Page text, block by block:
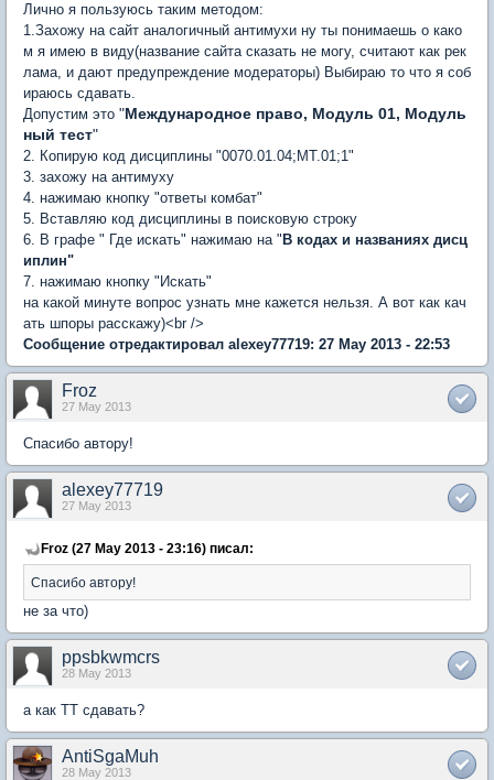
Лично я пользуюсь таким методом:
1.Захожу на сайт аналогичный антимухи ну ты понимаешь о како
м я имею в виду(название сайта сказать не могу, считают как рек
лама, и дают предупреждение модераторы) Выбираю то что я соб
ираюсь сдавать.
Допустим это "Международное право, Модуль 01, Модуль
ный тест"
2. Копирую код дисциплины "0070.01.04;МТ.01;1"
3. захожу на антимуху
4. нажимаю кнопку "ответы комбат"
5. Вставляю код дисциплины в поисковую строку
6. В графе " Где искать" нажимаю на " В кодах и названиях дисц
иплин"
7. нажимаю кнопку "Искать"
на какой минуте вопрос узнать мне кажется нельзя. А вот как кач
ать шпоры расскажу)<br />
Сообщение отредактировал alexey77719: 27 May 2013 - 22:53
Froz
27 May 2013
Спасибо автору!
alexey77719
27 May 2013
Froz (27 May 2013 - 23:16) писал:
Спасибо автору!
не за что)
ppsbkwmcrs
28 May 2013
а как ТТ сдавать?
AntiSgaMuh
28 May 2013